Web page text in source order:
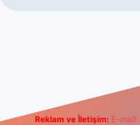
Reklam ve İletişim: E-mail: